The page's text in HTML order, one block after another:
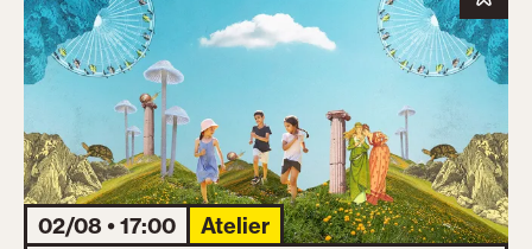
02/08 • 17:00 Atelier